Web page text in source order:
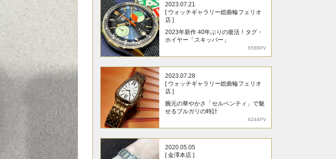
2023.07.21
[ ウォッチギャラリー総曲輪フェリオ
店 ]
2023年新作 40年ぶりの復活！タグ・
ホイヤー「スキッパー」
6588PV
2023.07.28
[ ウォッチギャラリー総曲輪フェリオ
店 ]
腕元の華やかさ「セルペンティ」で魅
せるブルガリの時計
6244PV
2020.05.05
[ 金澤本店 ]